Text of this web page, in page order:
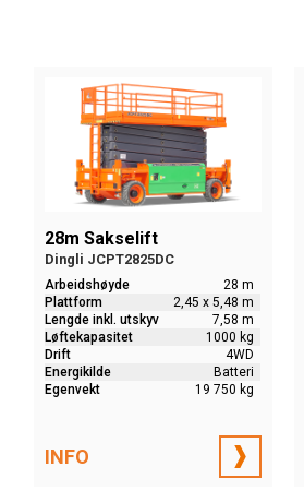
28m Sakselift
Dingli JCPT2825DC
Arbeidshøyde
28 m
Plattform
2,45 x 5,48 m
Lengde inkl. utskyv
7,58 m
Løftekapasitet
1000 kg
Drift
4WD
Energikilde
Batteri
Egenvekt
19 750 kg
INFO